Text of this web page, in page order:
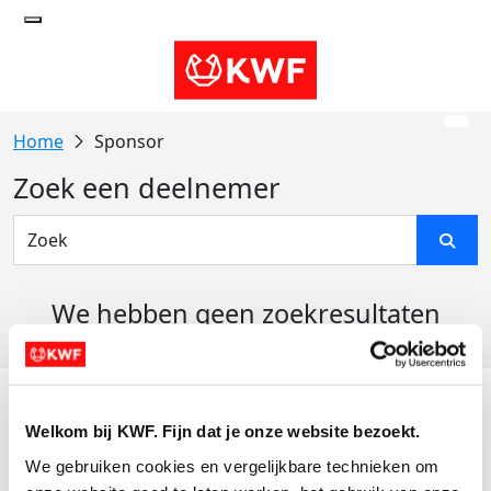
Welkom bij KWF. Fijn dat je onze website bezoekt.
We gebruiken cookies en vergelijkbare technieken om
Sponsor
Zoek een deelnemer
We hebben geen zoekresultaten
Actiematerialen
Evenementen